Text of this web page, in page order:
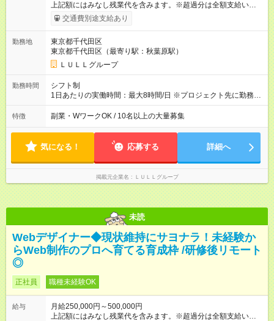
上記額にはみなし残業代を含みます。※超過分は全額支給いたし
ます。 みなし残業代 21,675円／月 みなし残業時間 12時間／月 -
------------------------------------------------------- ≪経験者の方は以下と
万円～＋業績賞与＋交通費＋各種手当 ※固定残業代（30時間/6
万6，610円分）を含む。超過分は追加支給いたします 能力やス
キルを考慮し初任給を決定。経験者の方は前給考慮も可能で
す！ ◎昇給年1回（研修終了後） ◎賞与年2回（2月・8月）＋業
績賞与あり ◤スキルアップも、収入アップも。◢ 入社後の成長
や頑張りは、しっかり給与で還元しています。 実際にほぼ全員
上アップした社員も。 エンジニアへの還元率は業界高水準の
87％。 スキルを磨いた分だけ、収入アップも目指せる環境で
す！ 【試用期間】試用期間あり 試用期間の長さ：6ヶ月 ※ 雇用
形態と給与に、本採用時と異なる部分があります。 雇用形態：
中途採用（契約社員） 給与：月給 230,000円以上 上記額にはみ
なし残業代を含みます。※超過分は全額支給いたします。 みな
別途支給いたします ※研修期間中（最大12ヶ月間）も、試用期
交通費別途支給あり
勤務地
東京都千代田区
東京都千代田区（最寄り駅：秋葉原駅）
ＬＵＬＬグループ
勤務時間
シフト制
1日あたりの実働時間：最大8時間/日 ※プロジェクト先に勤務時
間は異なります 【シフト例】 ・10時00分～19時00分 ・9時00
分～18時00分 平均残業時間：月10時間以内
特徴 副業・WワークOK / 10名以上の大量募集
気になる！ 応募する 詳細へ
掲載元企業名 ＬＵＬＬグループ
未読
Webデザイナー◆現状維持にサヨナラ！未経験か
らWeb制作のプロへ育てる育成枠 /研修後リモート
◎
正社員 職種未経験OK
給与
月給250,000円～500,000円
上記額にはみなし残業代を含みます。※超過分は全額支給いたし